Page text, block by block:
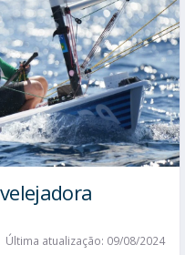
Última atualização: 09/08/2024